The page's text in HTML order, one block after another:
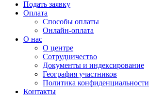
Подать заявку
Оплата
Способы оплаты
Онлайн-оплата
О нас
О центре
Сотрудничество
Документы и индексирование
География участников
Политика конфиденциальности
Контакты